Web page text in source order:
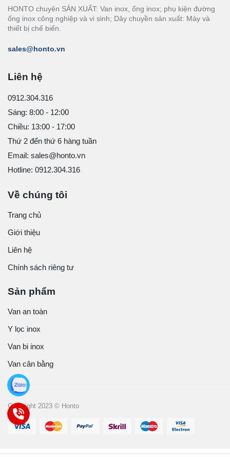
HONTO chuyên SẢN XUẤT: Van inox, ống inox; phụ kiện đường
ống inox công nghiệp và vi sinh; Dây chuyền sản xuất: Máy và
thiết bị chế biến.
sales@honto.vn
Liên hệ
0912.304.316
Sáng: 8:00 - 12:00
Chiều: 13:00 - 17:00
Thứ 2 đến thứ 6 hàng tuần
Email: sales@honto.vn
Hotline: 0912.304.316
Về chúng tôi
Trang chủ
Giới thiệu
Liên hệ
Chính sách riêng tư
Sản phẩm
Van an toàn
Y lọc inox
Van bi inox
Van cân bằng
Copyright 2023 © Honto